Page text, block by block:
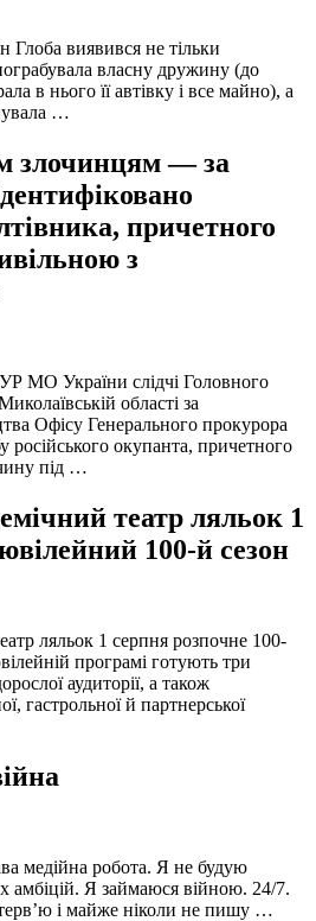
Глоба виявився не тільки
власну дружину (до
в нього її автівку і все майно), а
…
злочинцям — за
причетного
з
МО України слідчі Головного
області за
Офісу Генерального прокурора
російського окупанта, причетного
під …
театр ляльок 1
100-й сезон
ляльок 1 серпня розпочне 100-
програмі готують три
аудиторії, а також
гастрольної й партнерської
медійна робота. Я не будую
амбіцій. Я займаюся війною. 24/7.
і майже ніколи не пишу …